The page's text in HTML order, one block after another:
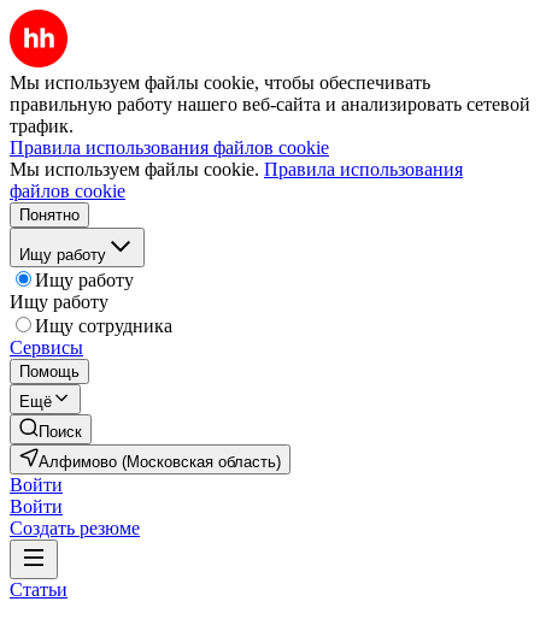
Мы используем файлы cookie, чтобы обеспечивать
правильную работу нашего веб-сайта и анализировать сетевой
трафик.
Правила использования файлов cookie
Мы используем файлы cookie. Правила использования
файлов cookie
Понятно
Ищу работу
Ищу работу
Ищу работу
Ищу сотрудника
Сервисы
Помощь
Ещё
Поиск
Алфимово (Московская область)
Войти
Войти
Создать резюме
Статьи